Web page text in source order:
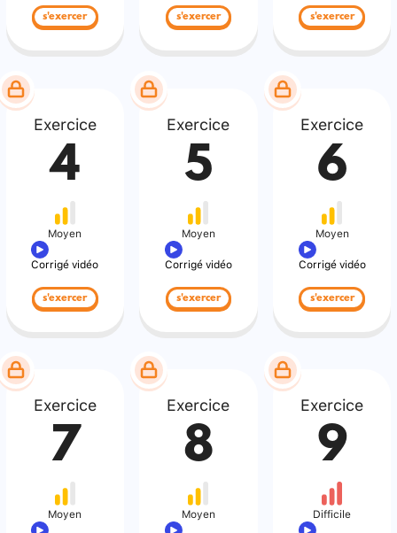
s'exercer s'exercer s'exercer
Exercice
4
Moyen
Corrigé vidéo
s'exercer
Exercice
5
Moyen
Corrigé vidéo
s'exercer
Exercice
6
Moyen
Corrigé vidéo
s'exercer
Exercice
7
Moyen
Exercice
8
Moyen
Exercice
9
Difficile